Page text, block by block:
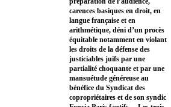
carences basiques en droit, en
langue française et en
arithmétique, déni d’un procès
équitable notamment en violant
les droits de la défense des
justiciables juifs par une
partialité choquante et par une
mansuétude généreuse au
bénéfice du Syndicat des
copropriétaires et de son syndic